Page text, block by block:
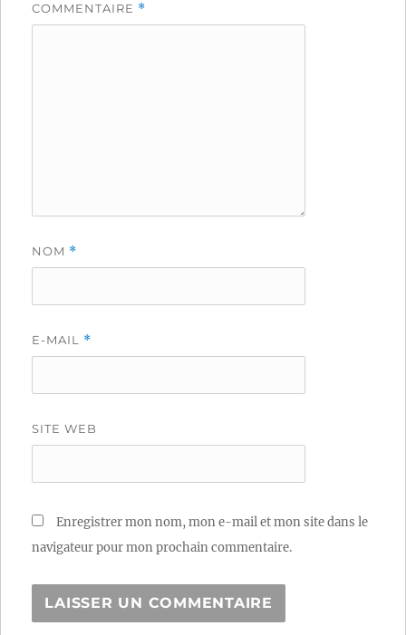
COMMENTAIRE *
NOM *
E-MAIL *
SITE WEB
Enregistrer mon nom, mon e-mail et mon site dans le
navigateur pour mon prochain commentaire.